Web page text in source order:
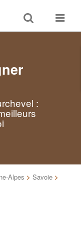
Toggle
search
Toggle
:
Alpes > Savoie >